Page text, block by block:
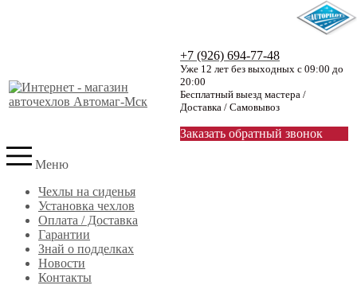
+7 (926) 694-77-48
Уже 12 лет без выходных с 09:00 до
20:00
Бесплатный выезд мастера /
Доставка / Самовывоз
Заказать обратный звонок
Меню
Чехлы на сиденья
Установка чехлов
Оплата / Доставка
Гарантии
Знай о подделках
Новости
Контакты